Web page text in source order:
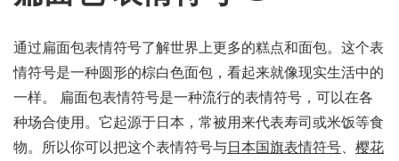
通过扁面包表情符号了解世界上更多的糕点和面包。这个表
情符号是一种圆形的棕白色面包，看起来就像现实生活中的
一样。 扁面包表情符号是一种流行的表情符号，可以在各
种场合使用。它起源于日本，常被用来代表寿司或米饭等食
物。所以你可以把这个表情符号与日本国旗表情符号、 樱花